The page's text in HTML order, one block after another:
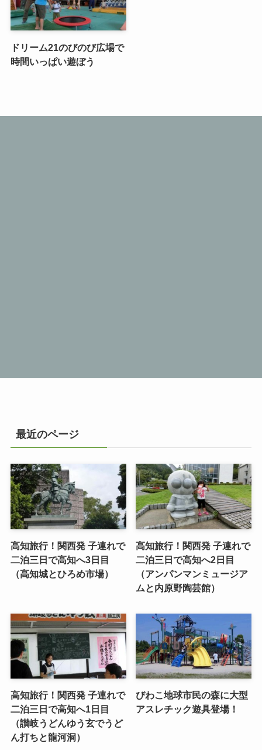
ドリーム21のびのび広場で
時間いっぱい遊ぼう
最近のページ
高知旅行！関西発 子連れで
二泊三日で高知へ3日目
（高知城とひろめ市場）
高知旅行！関西発 子連れで
二泊三日で高知へ2日目
（アンパンマンミュージア
ムと内原野陶芸館）
高知旅行！関西発 子連れで
二泊三日で高知へ1日目
（讃岐うどんゆう玄でうど
ん打ちと龍河洞）
びわこ地球市民の森に大型
アスレチック遊具登場！